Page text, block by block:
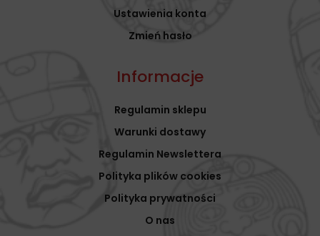
Ustawienia konta
Zmień hasło
Informacje
Regulamin sklepu
Warunki dostawy
Regulamin Newslettera
Polityka plików cookies
Polityka prywatności
O nas